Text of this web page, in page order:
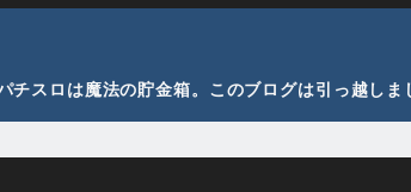
チスロは魔法の貯金箱。このブログは引っ越しま